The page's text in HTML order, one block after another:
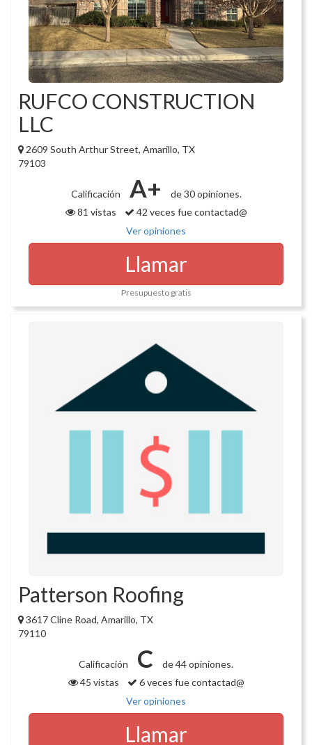
RUFCO CONSTRUCTION
LLC
2609 South Arthur Street, Amarillo, TX
79103
Calificación A+
de 30 opiniones.
81 vistas
42 veces fue contactad@
Ver opiniones
Llamar
Presupuesto gratis
Patterson Roofing
3617 Cline Road, Amarillo, TX
79110
Calificación C
de 44 opiniones.
45 vistas
6 veces fue contactad@
Ver opiniones
Llamar